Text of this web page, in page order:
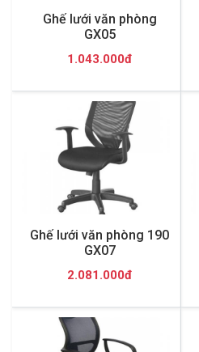
Ghế lưới văn phòng
GX05
1.043.000đ
Ghế lưới văn phòng 190
GX07
2.081.000đ